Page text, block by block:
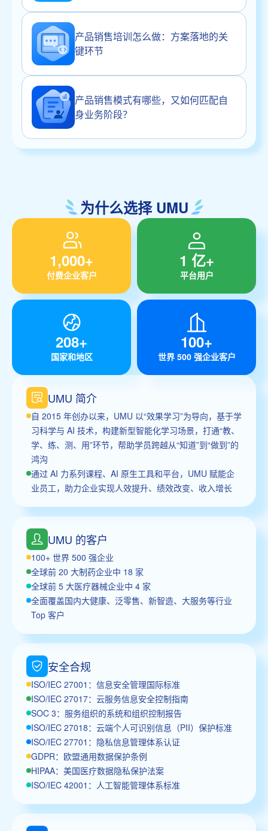
产品销售培训怎么做：方案落地的关
键环节
产品销售模式有哪些，又如何匹配自
身业务阶段？
为什么选择 UMU
1,000+
付费企业客户
1 亿+
平台用户
208+
国家和地区
100+
世界 500 强企业客户
UMU 简介
自 2015 年创办以来，UMU 以“效果学习”为导向，基于学
习科学与 AI 技术，构建新型智能化学习场景，打通“教、
学、练、测、用”环节，帮助学员跨越从“知道”到“做到”的
鸿沟
通过 AI 力系列课程、AI 原生工具和平台，UMU 赋能企
业员工，助力企业实现人效提升、绩效改变、收入增长
UMU 的客户
100+ 世界 500 强企业
全球前 20 大制药企业中 18 家
全球前 5 大医疗器械企业中 4 家
全面覆盖国内大健康、泛零售、新智造、大服务等行业
Top 客户
安全合规
ISO/IEC 27001：信息安全管理国际标准
ISO/IEC 27017：云服务信息安全控制指南
SOC 3：服务组织的系统和组织控制报告
ISO/IEC 27018：云端个人可识别信息（PII）保护标准
ISO/IEC 27701：隐私信息管理体系认证
GDPR：欧盟通用数据保护条例
HIPAA：美国医疗数据隐私保护法案
ISO/IEC 42001：人工智能管理体系标准